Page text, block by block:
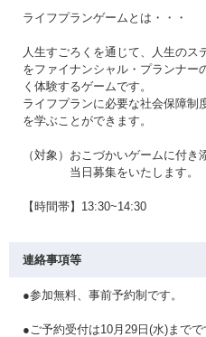
ライフプランゲームとは・・・
人生すごろくを通じて、人生のス
をファイナンシャル・プランナー
く体験するゲームです。
ライフプランに必要な社会保障制
を学ぶことができます。
（対象）おこづかいゲームに付き
当日募集をいたします。
【時間帯】13:30~14:30
連絡事項等
●参加無料、事前予約制です。
●ご予約受付は10月29日(水)までで